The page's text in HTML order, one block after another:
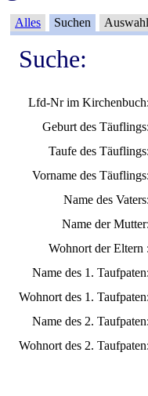
Alles Suchen Auswahl
Suche:
Lfd-Nr im Kirchenbuch:
Geburt des Täuflings:
Taufe des Täuflings:
Vorname des Täuflings:
Name des Vaters:
Name der Mutter:
Wohnort der Eltern :
Name des 1. Taufpaten:
Wohnort des 1. Taufpaten:
Name des 2. Taufpaten:
Wohnort des 2. Taufpaten: